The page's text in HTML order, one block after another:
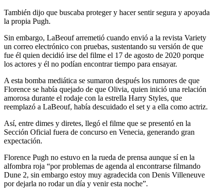
También dijo que buscaba proteger y hacer sentir segura y apoyada
la propia Pugh.
Sin embargo, LaBeouf arremetió cuando envió a la revista Variety
un correo electrónico con pruebas, sustentando su versión de que
fue él quien decidió irse del filme el 17 de agosto de 2020 porque
los actores y él no podían encontrar tiempo para ensayar.
A esta bomba mediática se sumaron después los rumores de que
Florence se había quejado de que Olivia, quien inició una relación
amorosa durante el rodaje con la estrella Harry Styles, que
reemplazó a LaBeouf, había descuidado el set y a ella como actriz.
Así, entre dimes y diretes, llegó el filme que se presentó en la
Sección Oficial fuera de concurso en Venecia, generando gran
expectación.
Florence Pugh no estuvo en la rueda de prensa aunque sí en la
alfombra roja “por problemas de agenda al encontrarse filmando
Dune 2, sin embargo estoy muy agradecida con Denis Villeneuve
por dejarla no rodar un día y venir esta noche”.